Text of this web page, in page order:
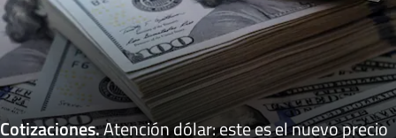
Cotizaciones.Atención dólar: este es el nuevo precio